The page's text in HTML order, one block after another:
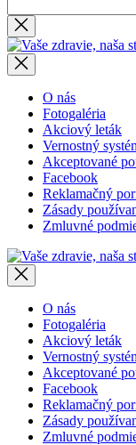
Close
search
O nás
Fotogaléria
Akciový leták
Vernostný
Akceptované
Facebook
Reklamačný
Zásady
Zmluvné
O nás
Fotogaléria
Akciový leták
Vernostný
Akceptované
Facebook
Reklamačný
Zásady
Zmluvné